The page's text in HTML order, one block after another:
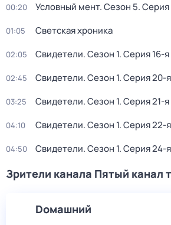
00:20 Условный мент. Сезон 5.
01:05 Светская хроника
02:05 Свидетели. Сезон 1. Серия 16-я
02:45 Свидетели. Сезон 1. Серия 20-я
03:25 Свидетели. Сезон 1. Серия 21-я
04:10 Свидетели. Сезон 1. Серия 22-я
04:50 Свидетели. Сезон 1. Серия 24-я
Зрители канала Пятый канал
Dомашний